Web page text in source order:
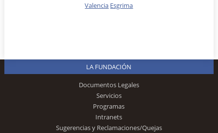
Valencia Esgrima
LA FUNDACIÓN
Documentos Legales
Servicios
Programas
Intranets
Sugerencias y Reclamaciones/Quejas